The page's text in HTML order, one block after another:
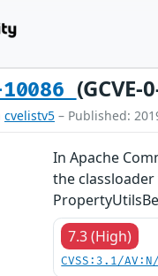
(GCVE-
cvelistv5 – Published:
In Apache
the
7.3 (High)
CVSS:3.1/